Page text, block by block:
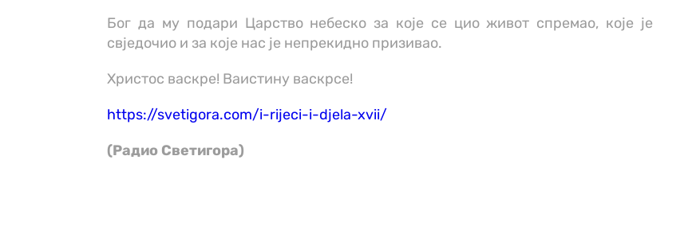
Бог да му подари Царство небеско за које се цио живот спремао, које је
свједочио и за које нас је непрекидно призивао.
Христос васкре! Ваистину васкрсе!
https://svetigora.com/i-rijeci-i-djela-xvii/
(Радио Светигора)